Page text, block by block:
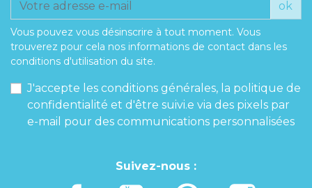
ok
Vous pouvez vous désinscrire à tout moment. Vous
trouverez pour cela nos informations de contact dans les
conditions d'utilisation du site.
J'accepte les conditions générales, la politique de
confidentialité et d'être suivi.e via des pixels par
e-mail pour des communications personnalisées
Suivez-nous :